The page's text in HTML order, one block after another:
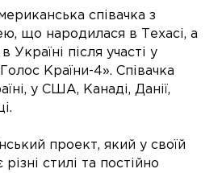
співачка з
що народилася в Техасі, а
Україні після участі у
Країни-4». Співачка
у США, Канаді, Данії,
проект, який у своїй
стилі та постійно